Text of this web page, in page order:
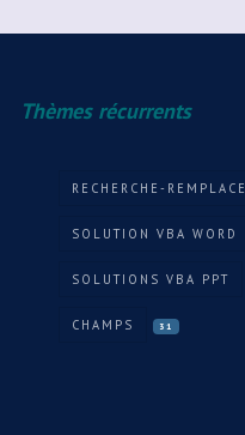
Thèmes récurrents
RECHERCHE-REMPLACE
SOLUTION VBA WORD
SOLUTIONS VBA PPT
CHAMPS 31